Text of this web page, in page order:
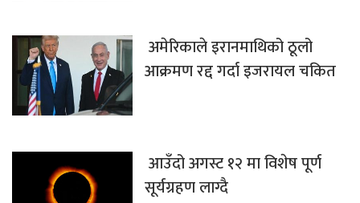
अमेरिकाले इरानमाथिको ठूलो
आक्रमण रद्द गर्दा इजरायल चकित
आउँदो अगस्ट १२ मा विशेष पूर्ण
सूर्यग्रहण लाग्दै